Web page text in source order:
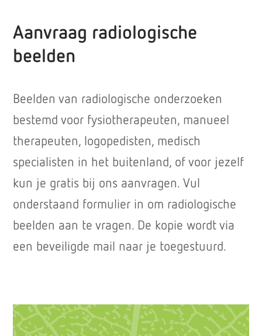
Aanvraag radiologische
beelden
Beelden van radiologische onderzoeken
bestemd voor fysiotherapeuten, manueel
therapeuten, logopedisten, medisch
specialisten in het buitenland, of voor jezelf
kun je gratis bij ons aanvragen. Vul
onderstaand formulier in om radiologische
beelden aan te vragen. De kopie wordt via
een beveiligde mail naar je toegestuurd.